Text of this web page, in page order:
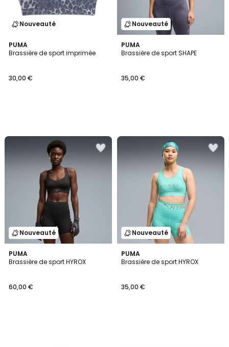
Nouveauté
PUMA
Brassière de sport imprimée
30,00 €
Nouveauté
PUMA
Brassière de sport SHAPE
35,00 €
Nouveauté
PUMA
Brassière de sport HYROX
60,00 €
Nouveauté
PUMA
Brassière de sport HYROX
35,00 €